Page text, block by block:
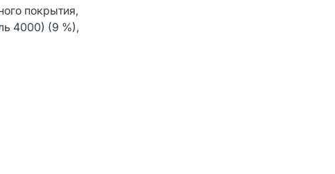
покрытия,
4000) (9 %),